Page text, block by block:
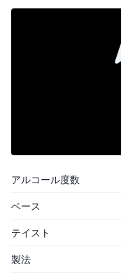
アルコール度数
ベース
テイスト
製法